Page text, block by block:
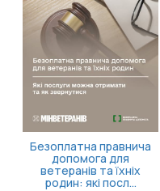
Безоплатна правнича
допомога для
ветеранів та їхніх
родин: які посл...